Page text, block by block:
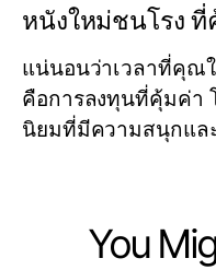
หนังใหม่ชนโรง ที่
แน่นอนว่าเวลาที่คุณ
คือการลงทุนที่คุ้มค่า
นิยมที่มีความสนุกแล
You